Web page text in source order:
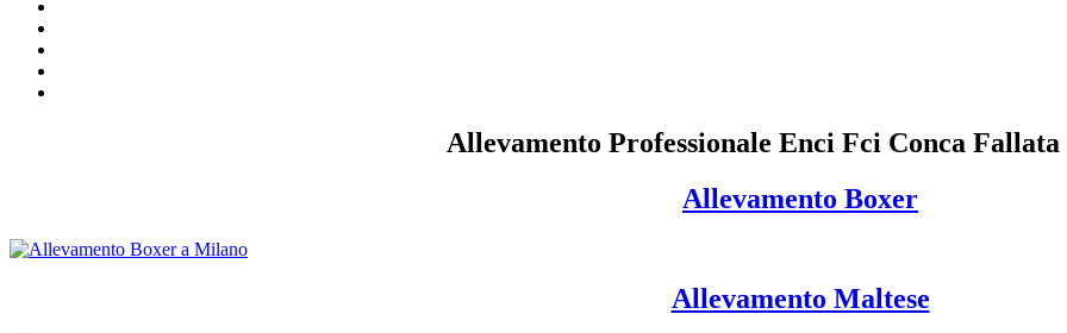
Allevamento Professionale Enci Fci Conca
Allevamento Boxer
Allevamento Maltese